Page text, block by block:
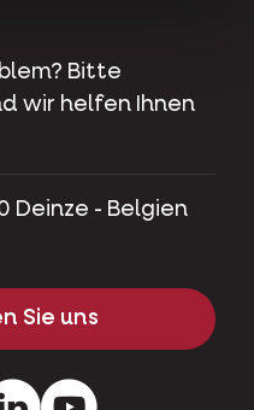
Bitte
wir helfen Ihnen
Deinze - Belgien
Sie uns
LinkedInYoutube